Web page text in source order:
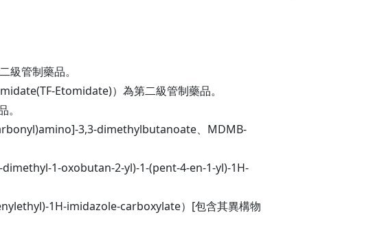
管制藥品。
Etomidate)）為第二級管制藥品。
3,3-dimethylbutanoate、MDMB-
dimethyl-1-oxobutan-2-yl)-1-(pent-4-en-1-yl)-1H-
1H-imidazole-carboxylate）[包含其異構物